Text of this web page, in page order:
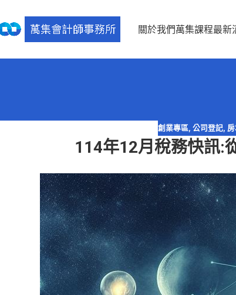
關於我們萬集課程最新
創業專區, 公司登記,
114年12月稅務快訊: